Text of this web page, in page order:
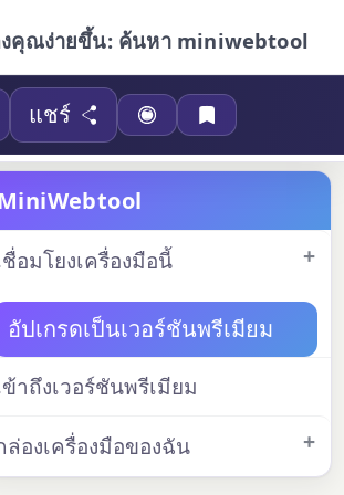
งคุณง่ายขึ้น: ค้นหา miniwebtool
แชร์
ชื่อมโยงเครื่องมือนี้
อัปเกรดเป็นเวอร์ชันพรีเมียม
ข้าถึงเวอร์ชันพรีเมียม
ล่องเครื่องมือของฉัน